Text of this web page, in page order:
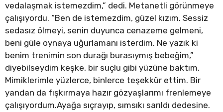
vedalaşmak istemezdim,” dedi. Metanetli görünmeye
çalışıyordu. “Ben de istemezdim, güzel kızım. Sessiz
sedasız ölmeyi, senin duyunca cenazeme gelmeni,
beni güle oynaya uğurlamanı isterdim. Ne yazık ki
benim trenimin son durağı burasıymış bebeğim,”
diyebilseydim keşke, bir suçlu gibi yüzüne baktım.
Mimiklerimle yüzlerce, binlerce teşekkür ettim. Bir
yandan da fışkırmaya hazır gözyaşlarımı frenlemeye
çalışıyordum.Ayağa sıçrayıp, sımsıkı sarıldı dedesine.